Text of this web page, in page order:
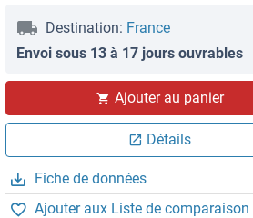
Destination: France
Envoi sous 13 à 17 jours ouvrables
Ajouter au panier
Détails
Fiche de données
Ajouter aux Liste de comparaison